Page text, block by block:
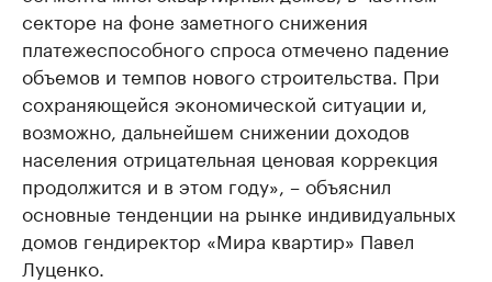
секторе на фоне заметного снижения
платежеспособного спроса отмечено падение
объемов и темпов нового строительства. При
сохраняющейся экономической ситуации и,
возможно, дальнейшем снижении доходов
населения отрицательная ценовая коррекция
продолжится и в этом году», – объяснил
основные тенденции на рынке индивидуальных
домов гендиректор «Мира квартир» Павел
Луценко.